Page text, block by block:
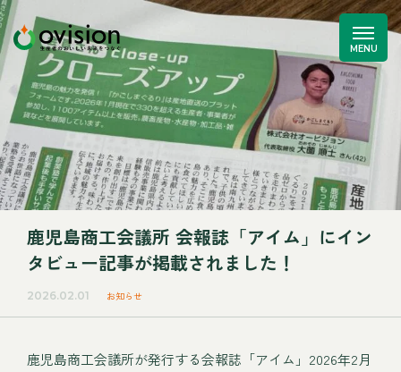
鹿児島商工会議所 会報誌「アイム」にイン
タビュー記事が掲載されました！
2026.02.01 お知らせ
鹿児島商工会議所が発行する会報誌「アイム」2026年2月